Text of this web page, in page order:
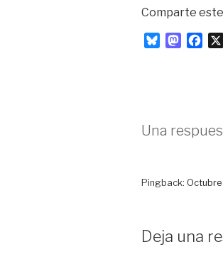
Comparte
y
M
o
o
Una
Pingback:
Deja una